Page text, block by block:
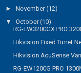
► November(12)
▼ October(10)
RG-EW3200GX PRO
Hikvision Fixed Turret
Hikvision AcuSense
RG-EW1200G PRO